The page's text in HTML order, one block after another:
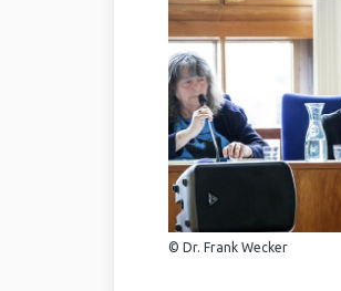
© Dr. Frank Wecker